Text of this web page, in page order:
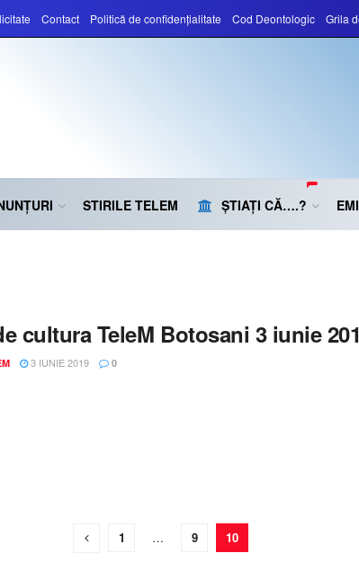
Contact Politică de confidențialitate Cod Deontologic Grila
STIRILE TELEM ȘTIAȚI CĂ….?
cultura TeleM Botosani 3 iunie
3 IUNIE 2019 0
1 … 9 10